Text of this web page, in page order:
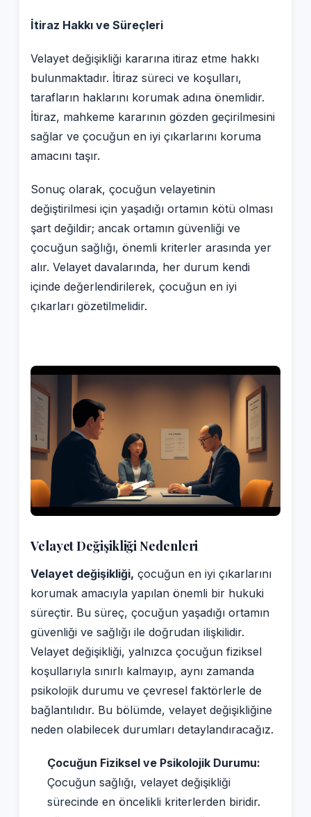
İtiraz Hakkı ve Süreçleri
Velayet değişikliği kararına itiraz etme hakkı
bulunmaktadır. İtiraz süreci ve koşulları,
tarafların haklarını korumak adına önemlidir.
İtiraz, mahkeme kararının gözden geçirilmesini
sağlar ve çocuğun en iyi çıkarlarını koruma
amacını taşır.
Sonuç olarak, çocuğun velayetinin
değiştirilmesi için yaşadığı ortamın kötü olması
şart değildir; ancak ortamın güvenliği ve
çocuğun sağlığı, önemli kriterler arasında yer
alır. Velayet davalarında, her durum kendi
içinde değerlendirilerek, çocuğun en iyi
çıkarları gözetilmelidir.
Velayet Değişikliği Nedenleri
Velayet değişikliği, çocuğun en iyi çıkarlarını
korumak amacıyla yapılan önemli bir hukuki
süreçtir. Bu süreç, çocuğun yaşadığı ortamın
güvenliği ve sağlığı ile doğrudan ilişkilidir.
Velayet değişikliği, yalnızca çocuğun fiziksel
koşullarıyla sınırlı kalmayıp, aynı zamanda
psikolojik durumu ve çevresel faktörlerle de
bağlantılıdır. Bu bölümde, velayet değişikliğine
neden olabilecek durumları detaylandıracağız.
Çocuğun Fiziksel ve Psikolojik Durumu:
Çocuğun sağlığı, velayet değişikliği
sürecinde en öncelikli kriterlerden biridir.